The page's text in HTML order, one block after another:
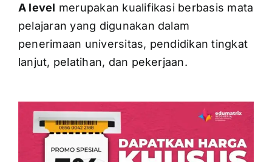
A level merupakan kualifikasi berbasis mata
pelajaran yang digunakan dalam
penerimaan universitas, pendidikan tingkat
lanjut, pelatihan, dan pekerjaan.